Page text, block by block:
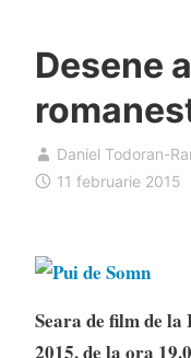
Desene
Daniel Todoran-
11 februarie 2015
Seara de film de
2015, de la ora